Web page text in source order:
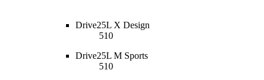
Drive25L X Design
510
Drive25L M Sports
510